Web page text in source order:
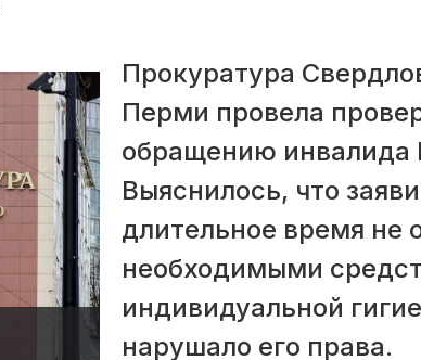
Прокуратура
Перми провела
обращению инвалида
Выяснилось, что
длительное время не
необходимыми
индивидуальной
нарушало его права.